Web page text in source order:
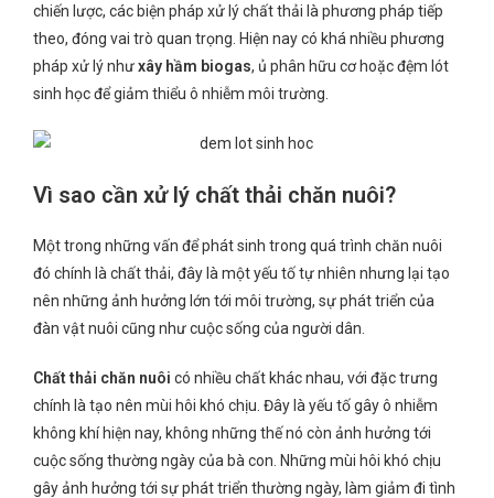
chiến lược, các biện pháp xử lý chất thải là phương pháp tiếp
theo, đóng vai trò quan trọng. Hiện nay có khá nhiều phương
pháp xử lý nhưxây hầm biogas, ủ phân hữu cơ hoặc đệm lót
sinh học để giảm thiểu ô nhiễm môi trường.
Vì sao cần xử lý chất thải chăn nuôi?
Một trong những vấn để phát sinh trong quá trình chăn nuôi
đó chính là chất thải, đây là một yếu tố tự nhiên nhưng lại tạo
nên những ảnh hưởng lớn tới môi trường, sự phát triển của
đàn vật nuôi cũng như cuộc sống của người dân.
Chất thải chăn nuôi có nhiều chất khác nhau, với đặc trưng
chính là tạo nên mùi hôi khó chịu. Đây là yếu tố gây ô nhiễm
không khí hiện nay, không những thế nó còn ảnh hưởng tới
cuộc sống thường ngày của bà con. Những mùi hôi khó chịu
gây ảnh hưởng tới sự phát triển thường ngày, làm giảm đi tình